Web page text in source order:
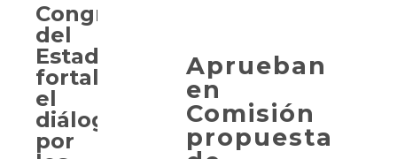
Aprueban
en
Comisión
propuesta
Congreso
del
Estado
fortalece
el
diálogo
por